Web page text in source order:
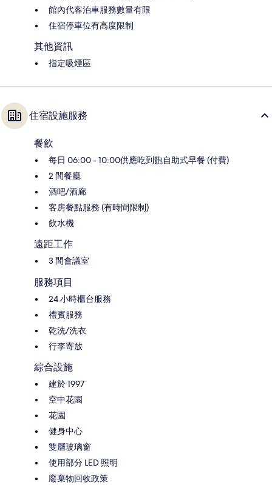
館內代客泊車服務數量有限
住宿停車位有高度限制
其他資訊
指定吸煙區
住宿設施服務
餐飲
每日 06:00 - 10:00供應吃到飽自助式早餐 (付費)
2 間餐廳
酒吧/酒廊
客房餐點服務 (有時間限制)
飲水機
遠距工作
3 間會議室
服務項目
24 小時櫃台服務
禮賓服務
乾洗/洗衣
行李寄放
綜合設施
建於 1997
空中花園
花園
健身中心
雙層玻璃窗
使用部分 LED 照明
廢棄物回收政策